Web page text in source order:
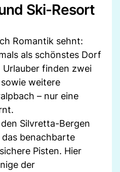
Ski-Resort
Romantik sehnt:
als schönstes Dorf
finden zwei
weitere
– nur eine
Silvretta-Bergen
benachbarte
Pisten. Hier
der